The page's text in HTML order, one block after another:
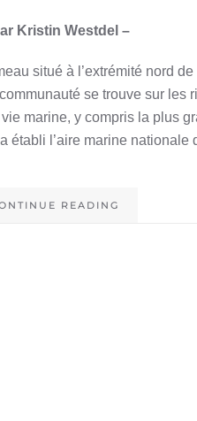
Kristin Westdel –
situé à l’extrémité nord
se trouve sur
marine, y compris la plus
établi l’aire marine nationale
READING